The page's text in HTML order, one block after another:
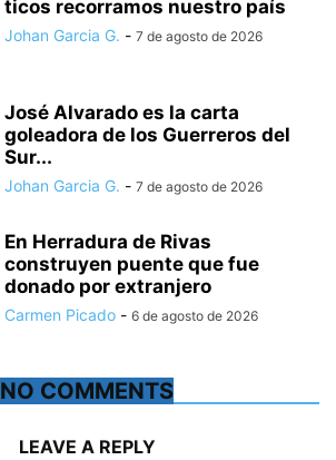
ticos recorramos nuestro país
Johan Garcia G. - 7 de agosto de 2026
José Alvarado es la carta
goleadora de los Guerreros del
Sur...
Johan Garcia G. - 7 de agosto de 2026
En Herradura de Rivas
construyen puente que fue
donado por extranjero
Carmen Picado - 6 de agosto de 2026
NO COMMENTS
LEAVE A REPLY